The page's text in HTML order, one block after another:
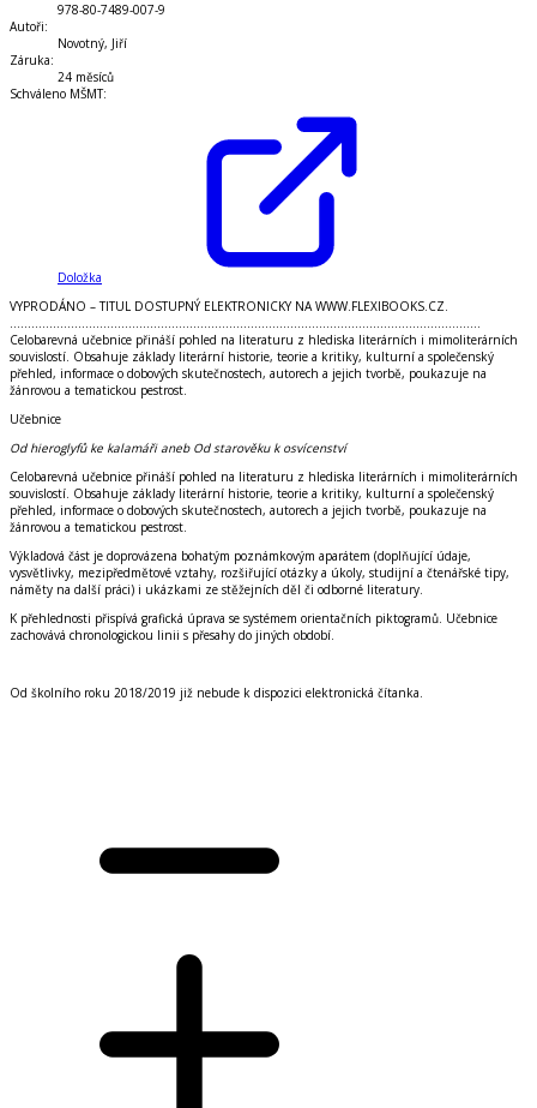
978-80-7489-007-9
Autoři:
Novotný, Jiří
Záruka:
24 měsíců
Schváleno MŠMT:
Doložka
VYPRODÁNO – TITUL DOSTUPNÝ ELEKTRONICKY NA WWW.FLEXIBOOKS.CZ.
...................................................................................................................................
Celobarevná učebnice přináší pohled na literaturu z hlediska literárních i mimoliterárních
souvislostí. Obsahuje základy literární historie, teorie a kritiky, kulturní a společenský
přehled, informace o dobových skutečnostech, autorech a jejich tvorbě, poukazuje na
žánrovou a tematickou pestrost.
Učebnice
Od hieroglyfů ke kalamáři aneb Od starověku k osvícenství
Celobarevná učebnice přináší pohled na literaturu z hlediska literárních i mimoliterárních
souvislostí. Obsahuje základy literární historie, teorie a kritiky, kulturní a společenský
přehled, informace o dobových skutečnostech, autorech a jejich tvorbě, poukazuje na
žánrovou a tematickou pestrost.
Výkladová část je doprovázena bohatým poznámkovým aparátem (doplňující údaje,
vysvětlivky, mezipředmětové vztahy, rozšiřující otázky a úkoly, studijní a čtenářské tipy,
náměty na další práci) i ukázkami ze stěžejních děl či odborné literatury.
K přehlednosti přispívá grafická úprava se systémem orientačních piktogramů. Učebnice
zachovává chronologickou linii s přesahy do jiných období.
Od školního roku 2018/2019 již nebude k dispozici elektronická čítanka.